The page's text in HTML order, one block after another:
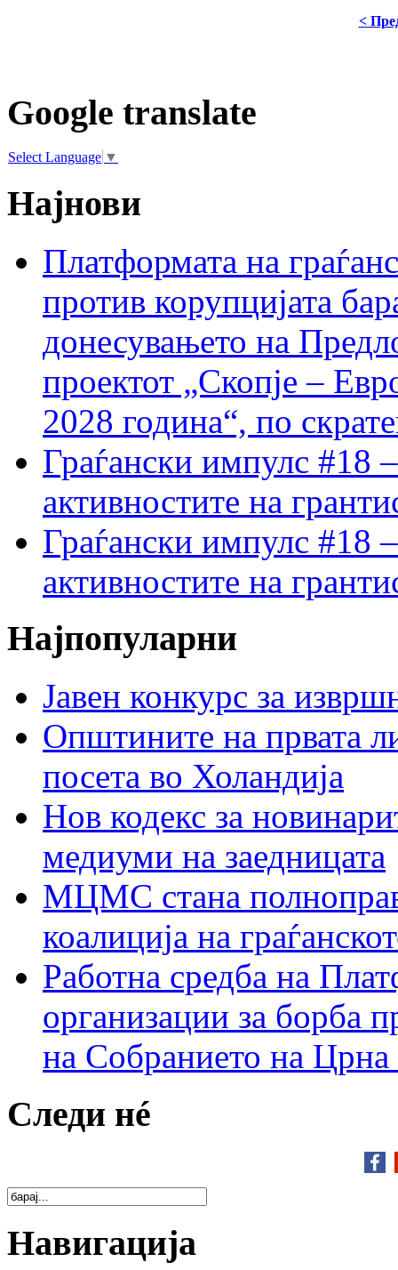
<
Google translate
Select Language ▼
Најнови
Платформата на
против корупцијата
донесувањето на
проектот „Скопје –
2028 година“, по
Граѓански импулс #18
активностите на
Граѓански импулс #18
активностите на
Најпопуларни
Јавен конкурс за
Општините на првата
посета во Холандија
Нов кодекс за
медиуми на заедницата
МЦМС стана
коалиција на
Работна средба на
организации за борба
на Собранието на Црна
Следи нé
Навигација